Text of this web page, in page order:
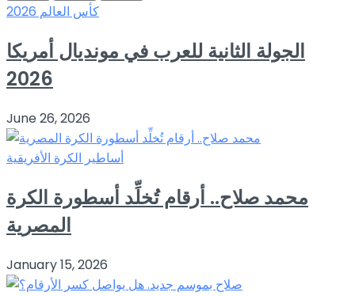
كأس العالم 2026
الجولة الثانية للعرب في مونديال أمريكا
2026
June 26, 2026
أساطير الكرة الأفريقية
محمد صلاح.. أرقام تُخلِّد أسطورة الكرة
المصرية
January 15, 2026